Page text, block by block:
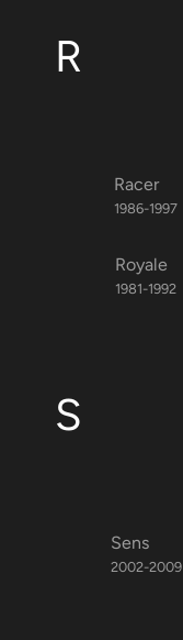
R
Racer
1986-1997
Royale
1981-1992
S
Sens
2002-2009